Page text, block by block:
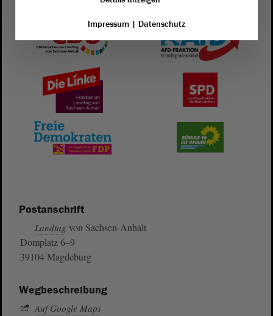
Postanschrift
Landtag von Sachsen-Anhalt
Domplatz 6–9
39104 Magdeburg
Wegbeschreibung
Auf Google Maps
Impressum| Datenschutz